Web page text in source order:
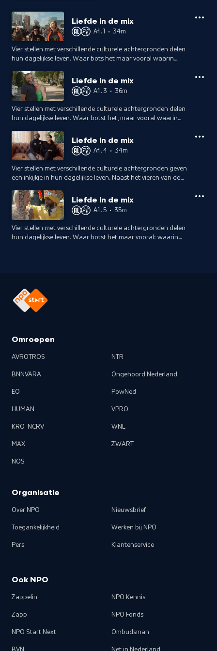
Liefde in de mix
Afl. 1 • 34m
Vier stellen met verschillende culturele achtergronden delen
hun dagelijkse leven. Waar bots het maar vooral waarin
Liefde in de mix
Afl. 3 • 36m
Vier stellen met verschillende culturele achtergronden delen
hun dagelijkse leven. Waar botst het, maar vooral waarin
Liefde in de mix
Afl. 4 • 34m
Vier stellen met verschillende culturele achtergronden geven
een inkijkje in hun dagelijkse leven. Naast het vieren van de
Liefde in de mix
Afl. 5 • 35m
Vier stellen met verschillende culturele achtergronden delen
hun dagelijkse leven. Waar botst het maar vooral: waarin
Omroepen
AVROTROS
BNNVARA
EO
HUMAN
KRO-NCRV
MAX
NOS
NTR
Ongehoord Nederland
PowNed
VPRO
WNL
ZWART
Organisatie
Over NPO
Toegankelijkheid
Pers
Nieuwsbrief
Werken bij NPO
Klantenservice
Ook NPO
Zappelin
Zapp
NPO Start Next
BVN
NPO Kennis
NPO Fonds
Ombudsman
Net in Nederland